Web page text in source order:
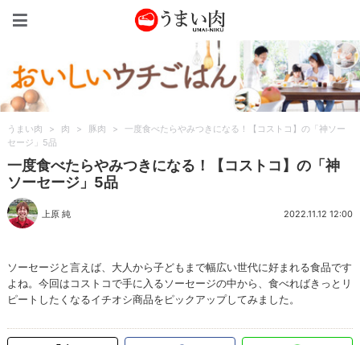
うまい肉 > 肉 > 豚肉 >
一度食べたらやみつきになる！【コストコ】の「神ソー
セージ」5品
一度食べたらやみつきになる！【コストコ】の「神
ソーセージ」5品
上原 純 2022.11.12 12:00
ソーセージと言えば、大人から子どもまで幅広い世代に好まれる食品です
よね。今回はコストコで手に入るソーセージの中から、食べればきっとリ
ピートしたくなるイチオシ商品をピックアップしてみました。